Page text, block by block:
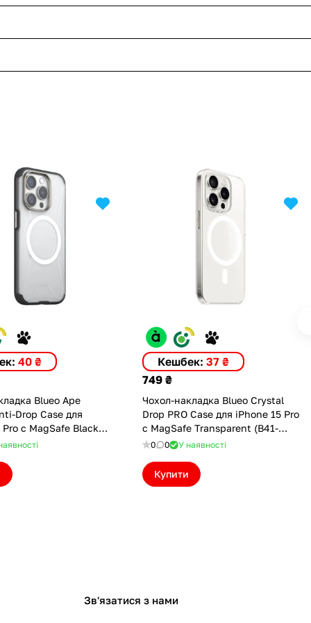
40 ₴
Blueo Ape
Drop Case для
с MagSafe Black
Кешбек: 37 ₴
749 ₴
Чохол-накладка Blueo Crystal
Drop PRO Case для iPhone 15 Pro
с MagSafe Transparent (B41-
I15PTR)
0 0 У наявності
Купити
Зв'язатися з нами